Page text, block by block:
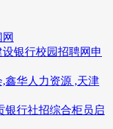
银行校园招聘网申
鑫华人力资源 ,天津
银行社招综合柜员启